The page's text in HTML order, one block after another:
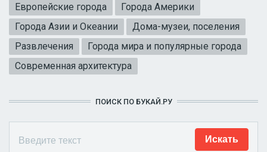
Европейские города
Города Америки
Города Азии и Океании
Дома-музеи, поселения
Развлечения
Города мира и популярные города
Современная архитектура
ПОИСК ПО БУКАЙ.РУ